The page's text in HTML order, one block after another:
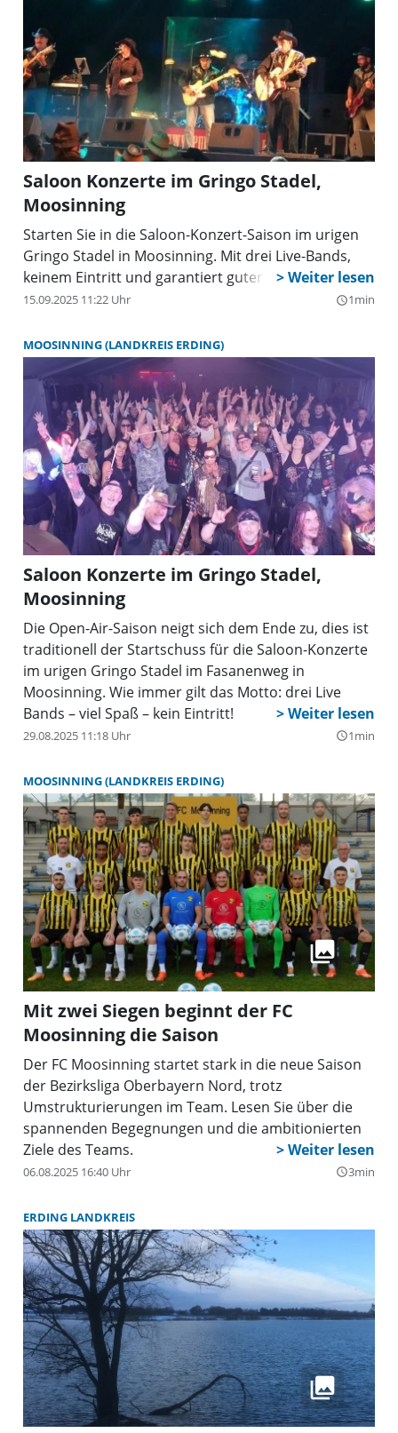
Saloon Konzerte im Gringo Stadel,
Moosinning
Starten Sie in die Saloon-Konzert-Saison im urigen
Gringo Stadel in Moosinning. Mit drei Live-Bands,
keinem Eintritt und garantiert guter Stimmung.
15.09.2025 11:22 Uhr query_builder1min
MOOSINNING (LANDKREIS ERDING)
Saloon Konzerte im Gringo Stadel,
Moosinning
Die Open-Air-Saison neigt sich dem Ende zu, dies ist
traditionell der Startschuss für die Saloon-Konzerte
im urigen Gringo Stadel im Fasanenweg in
Moosinning. Wie immer gilt das Motto: drei Live
Bands – viel Spaß – kein Eintritt!
29.08.2025 11:18 Uhr query_builder1min
MOOSINNING (LANDKREIS ERDING)
Mit zwei Siegen beginnt der FC
Moosinning die Saison
Der FC Moosinning startet stark in die neue Saison
der Bezirksliga Oberbayern Nord, trotz
Umstrukturierungen im Team. Lesen Sie über die
spannenden Begegnungen und die ambitionierten
Ziele des Teams.
06.08.2025 16:40 Uhr query_builder3min
ERDING LANDKREIS